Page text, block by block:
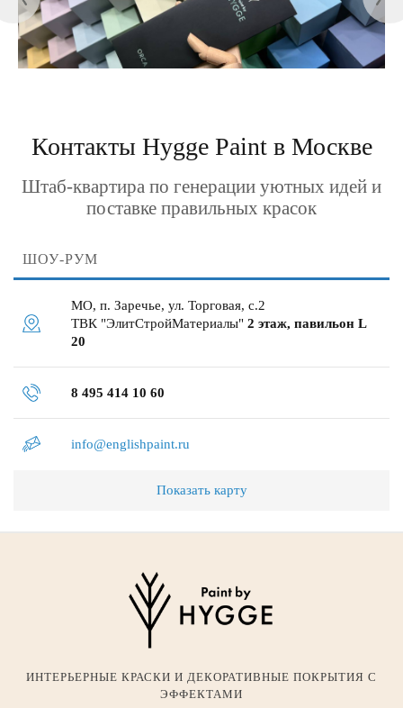
Контакты Hygge Paint в Москве
Штаб-квартира по генерации уютных идей и
поставке правильных красок
ШОУ-РУМ
МО, п. Заречье, ул. Торговая, с.2
ТВК "ЭлитСтройМатериалы" 2 этаж, павильон L
20
8 495 414 10 60
info@englishpaint.ru
Показать карту
ИНТЕРЬЕРНЫЕ КРАСКИ И ДЕКОРАТИВНЫЕ ПОКРЫТИЯ С
ЭФФЕКТАМИ